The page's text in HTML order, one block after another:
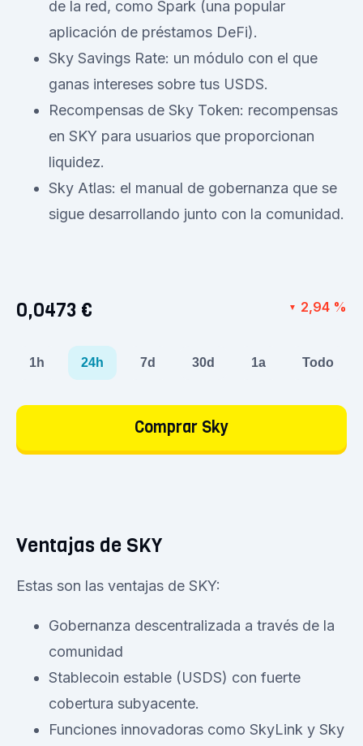
de la red, como Spark (una popular
aplicación de préstamos DeFi).
Sky Savings Rate: un módulo con el que
ganas intereses sobre tus USDS.
Recompensas de Sky Token: recompensas
en SKY para usuarios que proporcionan
liquidez.
Sky Atlas: el manual de gobernanza que se
sigue desarrollando junto con la comunidad.
0,0473 € ▼ 2,94 %
1h 24h 7d 30d 1a Todo
Comprar Sky
Ventajas de SKY
Estas son las ventajas de SKY:
Gobernanza descentralizada a través de la
comunidad
Stablecoin estable (USDS) con fuerte
cobertura subyacente.
Funciones innovadoras como SkyLink y Sky